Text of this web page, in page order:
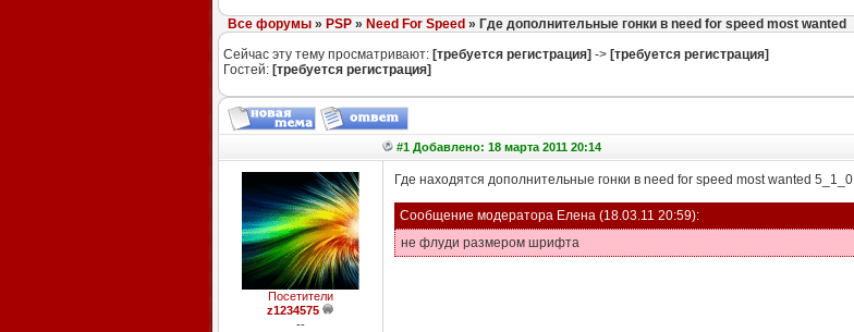
Все форумы» PSP» Need For Speed » Где дополнительные гонки в need for speed most wanted
Сейчас эту тему просматривают: [требуется регистрация] -> [требуется регистрация]
Гостей: [требуется регистрация]
#1 Добавлено: 18 марта 2011 20:14
Посетители
z1234575
--
Где находятся дополнительные гонки в need for speed most wanted 5_1_0
Сообщение модератора Елена(18.03.11 20:59):
не флуди размером шрифта